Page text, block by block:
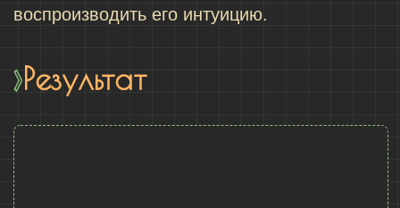
воспроизводить его интуицию.
Результат